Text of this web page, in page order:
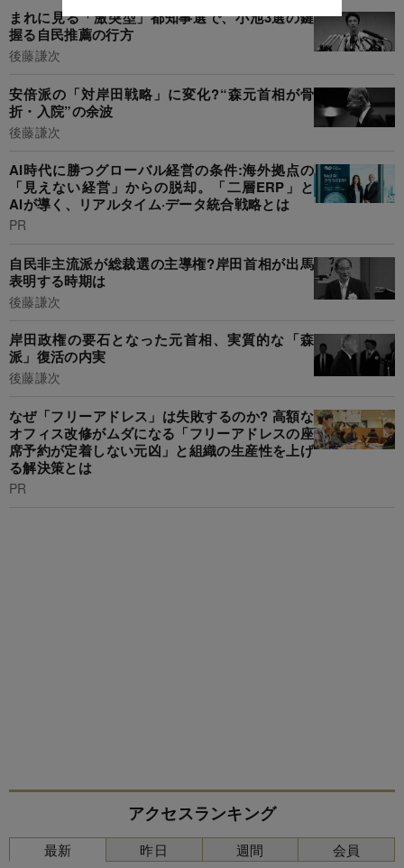
まれに見る「激突型」都知事選で、小池3選の鍵
握る自民推薦の行方
後藤謙次
安倍派の「対岸田戦略」に変化?“森元首相が骨
折・入院”の余波
後藤謙次
AI時代に勝つグローバル経営の条件:海外拠点の
「見えない経営」からの脱却。「二層ERP」と
AIが導く、リアルタイム·データ統合戦略とは
PR
自民非主流派が総裁選の主導権?岸田首相が出馬
表明する時期は
後藤謙次
岸田政権の要石となった元首相、実質的な「森
派」復活の内実
後藤謙次
なぜ「フリーアドレス」は失敗するのか? 高額な
オフィス改修がムダになる「フリーアドレスの座
席予約が定着しない元凶」と組織の生産性を上げ
る解決策とは
PR
アクセスランキング
最新 昨日 週間 会員